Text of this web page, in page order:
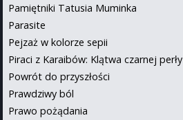
Pamiętniki Tatusia Muminka
Parasite
Pejzaż w kolorze sepii
Piraci z Karaibów: Klątwa czarnej perły
Powrót do przyszłości
Prawdziwy ból
Prawo pożądania